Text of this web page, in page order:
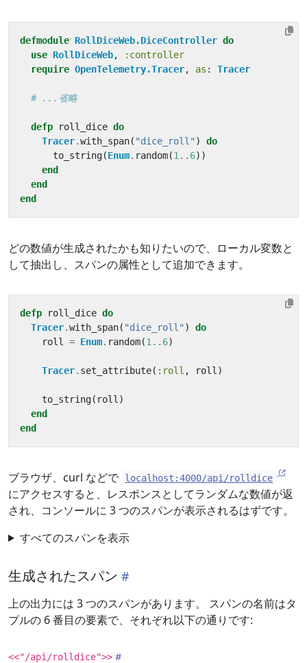
defmodule RollDiceWeb.DiceController do
use RollDiceWeb,
:controller
require OpenTelemetry.Tracer, as : Tracer
# ...省略
defp roll_dice do
Tracer.with_span( "dice_roll" )
do
to_string(Enum. random(1 .. 6))
end
end
end
どの数値が生成されたかも知りたいので、ローカル変数と
して抽出し、スパンの属性として追加できます。
defp roll_dice do
Tracer.with_span( "dice_roll" )
do
roll
= Enum. random(1 .. 6)
Tracer. set_attribute( :roll , roll )
to_string( roll )
end
end
ブラウザ、curl などで localhost:4000/api/rolldice
にアクセスすると、レスポンスとしてランダムな数値が返
され、コンソールに 3 つのスパンが表示されるはずです。
すべてのスパンを表示
生成されたスパン
上の出力には 3 つのスパンがあります。 スパンの名前はタ
プルの 6 番目の要素で、それぞれ以下の通りです:
<<"/api/rolldice">>